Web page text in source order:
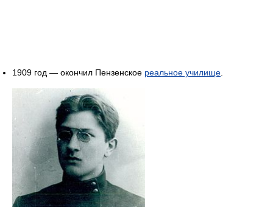
1909 год — окончил Пензенское реальное училище